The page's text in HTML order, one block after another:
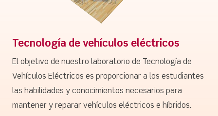
Tecnología de vehículos eléctricos
El objetivo de nuestro laboratorio de Tecnología de
Vehículos Eléctricos es proporcionar a los estudiantes
las habilidades y conocimientos necesarios para
mantener y reparar vehículos eléctricos e híbridos.